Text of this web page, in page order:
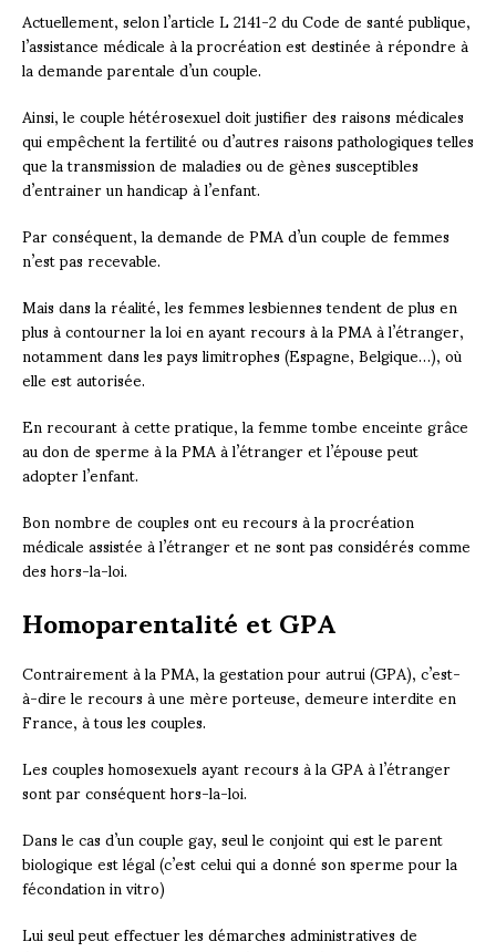
Actuellement, selon l’article L 2141-2 du Code de santé publique,
l’assistance médicale à la procréation est destinée à répondre à
la demande parentale d’un couple.
Ainsi, le couple hétérosexuel doit justifier des raisons médicales
qui empêchent la fertilité ou d’autres raisons pathologiques telles
que la transmission de maladies ou de gènes susceptibles
d’entrainer un handicap à l’enfant.
Par conséquent, la demande de PMA d’un couple de femmes
n’est pas recevable.
Mais dans la réalité, les femmes lesbiennes tendent de plus en
plus à contourner la loi en ayant recours à la PMA à l’étranger,
notamment dans les pays limitrophes (Espagne, Belgique…), où
elle est autorisée.
En recourant à cette pratique, la femme tombe enceinte grâce
au don de sperme à la PMA à l’étranger et l’épouse peut
adopter l’enfant.
Bon nombre de couples ont eu recours à la procréation
médicale assistée à l’étranger et ne sont pas considérés comme
des hors-la-loi.
Homoparentalité et GPA
Contrairement à la PMA, la gestation pour autrui (GPA), c’est-
à-dire le recours à une mère porteuse, demeure interdite en
France, à tous les couples.
Les couples homosexuels ayant recours à la GPA à l’étranger
sont par conséquent hors-la-loi.
Dans le cas d’un couple gay, seul le conjoint qui est le parent
biologique est légal (c’est celui qui a donné son sperme pour la
fécondation in vitro)
Lui seul peut effectuer les démarches administratives de